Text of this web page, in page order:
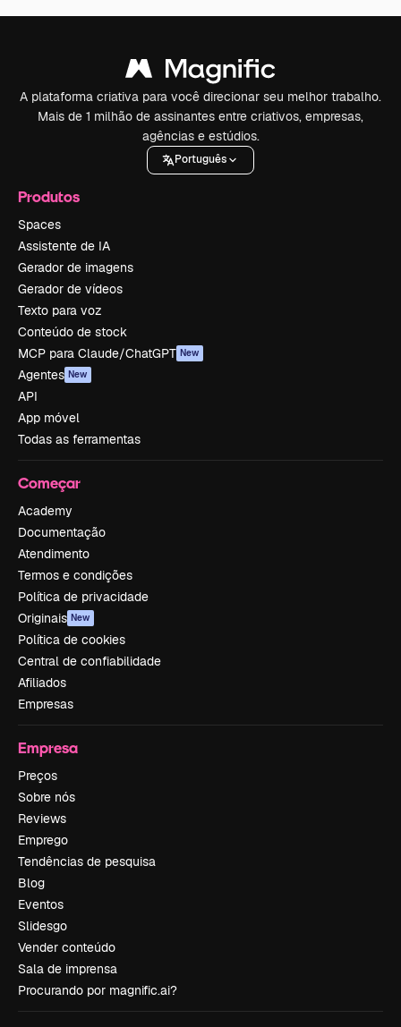
A plataforma criativa para você direcionar seu melhor trabalho.
Mais de 1 milhão de assinantes entre criativos, empresas,
agências e estúdios.
Português
Produtos
Spaces
Assistente de IA
Gerador de imagens
Gerador de vídeos
Texto para voz
Conteúdo de stock
MCP para Claude/ChatGPT New
Agentes New
API
App móvel
Todas as ferramentas
Começar
Academy
Documentação
Atendimento
Termos e condições
Política de privacidade
Originais New
Política de cookies
Central de confiabilidade
Afiliados
Empresas
Empresa
Preços
Sobre nós
Reviews
Emprego
Tendências de pesquisa
Blog
Eventos
Slidesgo
Vender conteúdo
Sala de imprensa
Procurando por magnific.ai?